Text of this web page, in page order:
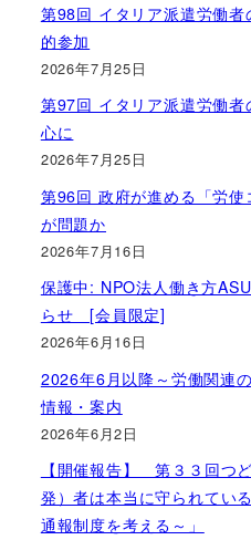
第98回 イタリア派遣労働
的参加
2026年7月25日
第97回 イタリア派遣労働
心に
2026年7月25日
第96回 政府が進める「労
が問題か
2026年7月16日
保護中: NPO法人働き方
らせ [会員限定]
2026年6月16日
2026年6月以降～労働関連
情報・案内
2026年6月2日
【開催報告】 第３３回つ
発）者は本当に守られてい
通報制度を考える～」